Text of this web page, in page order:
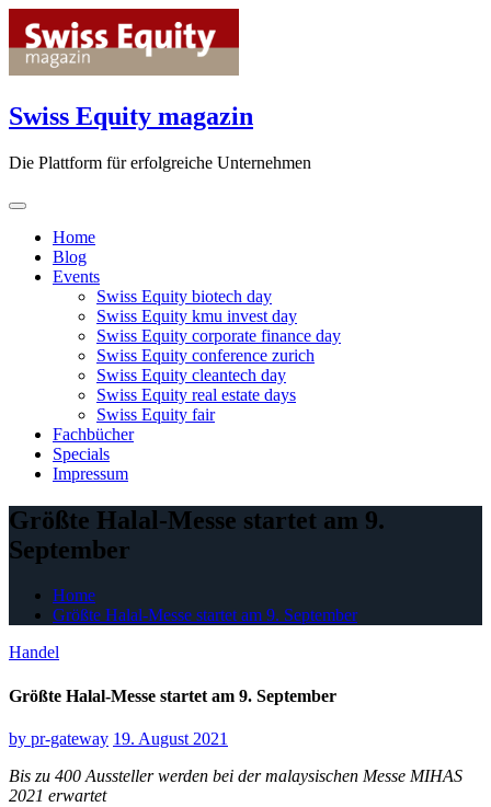
content
Swiss Equity magazin
Die Plattform für erfolgreiche Unternehmen
Home
Blog
Events
Swiss Equity biotech day
Swiss Equity kmu invest day
Swiss Equity corporate finance day
Swiss Equity conference zurich
Swiss Equity cleantech day
Swiss Equity real estate days
Swiss Equity fair
Fachbücher
Specials
Impressum
Größte Halal-Messe startet am 9.
September
Home
Größte Halal-Messe startet am 9. September
Handel
Größte Halal-Messe startet am 9. September
by pr-gateway 19. August 2021
Bis zu 400 Aussteller werden bei der malaysischen Messe MIHAS
2021 erwartet